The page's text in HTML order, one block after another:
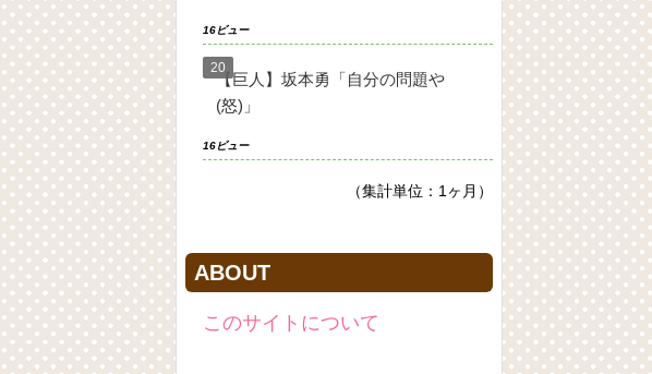
16ビュー
【巨人】坂本勇「自分の問題や
(怒)」
16ビュー
（集計単位：1ヶ月）
ABOUT
このサイトについて